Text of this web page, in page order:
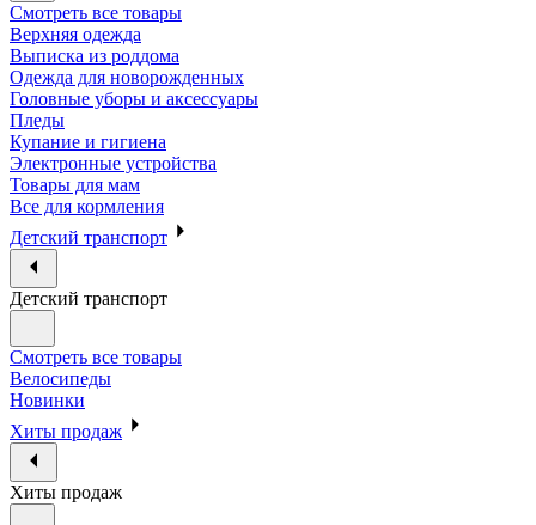
Смотреть все товары
Верхняя одежда
Выписка из роддома
Одежда для новорожденных
Головные уборы и аксессуары
Пледы
Купание и гигиена
Электронные устройства
Товары для мам
Все для кормления
Детский транспорт
Детский транспорт
Смотреть все товары
Велосипеды
Новинки
Хиты продаж
Хиты продаж